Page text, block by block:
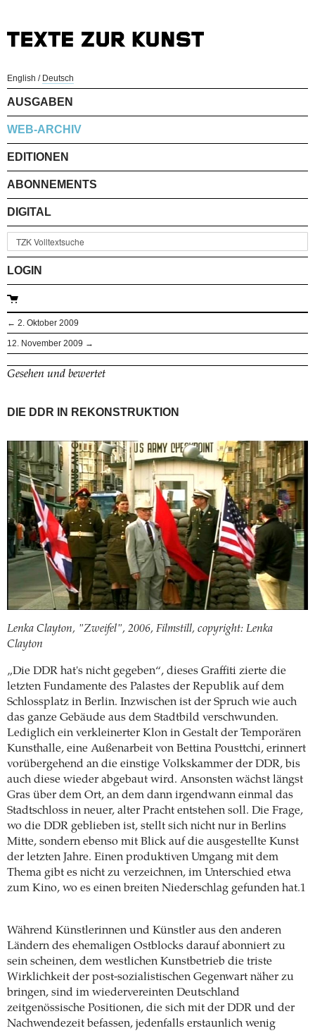
English / Deutsch
AUSGABEN
WEB-ARCHIV
EDITIONEN
ABONNEMENTS
DIGITAL
LOGIN
← 2. Oktober 2009
12. November 2009 →
Gesehen und bewertet
DIE DDR IN REKONSTRUKTION
Lenka Clayton, "Zweifel", 2006, Filmstill, copyright: Lenka
Clayton
„Die DDR hat's nicht gegeben“, dieses Graffiti zierte die
letzten Fundamente des Palastes der Republik auf dem
Schlossplatz in Berlin. Inzwischen ist der Spruch wie auch
das ganze Gebäude aus dem Stadtbild verschwunden.
Lediglich ein verkleinerter Klon in Gestalt der Temporären
Kunsthalle, eine Außenarbeit von Bettina Pousttchi, erinnert
vorübergehend an die einstige Volkskammer der DDR, bis
auch diese wieder abgebaut wird. Ansonsten wächst längst
Gras über dem Ort, an dem dann irgendwann einmal das
Stadtschloss in neuer, alter Pracht entstehen soll. Die Frage,
wo die DDR geblieben ist, stellt sich nicht nur in Berlins
Mitte, sondern ebenso mit Blick auf die ausgestellte Kunst
der letzten Jahre. Einen produktiven Umgang mit dem
Thema gibt es nicht zu verzeichnen, im Unterschied etwa
zum Kino, wo es einen breiten Niederschlag gefunden hat.1
Während Künstlerinnen und Künstler aus den anderen
Ländern des ehemaligen Ostblocks darauf abonniert zu
sein scheinen, dem westlichen Kunstbetrieb die triste
Wirklichkeit der post-sozialistischen Gegenwart näher zu
bringen, sind im wiedervereinten Deutschland
zeitgenössische Positionen, die sich mit der DDR und der
Nachwendezeit befassen, jedenfalls erstaunlich wenig